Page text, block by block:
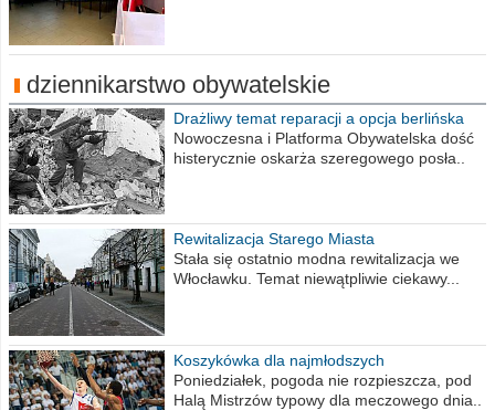
dziennikarstwo obywatelskie
Drażliwy temat reparacji a opcja berlińska
Nowoczesna i Platforma Obywatelska dość
histerycznie oskarża szeregowego posła..
Rewitalizacja Starego Miasta
Stała się ostatnio modna rewitalizacja we
Włocławku. Temat niewątpliwie ciekawy...
Koszykówka dla najmłodszych
Poniedziałek, pogoda nie rozpieszcza, pod
Halą Mistrzów typowy dla meczowego dnia..